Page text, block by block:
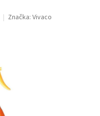
Značka: Vivaco